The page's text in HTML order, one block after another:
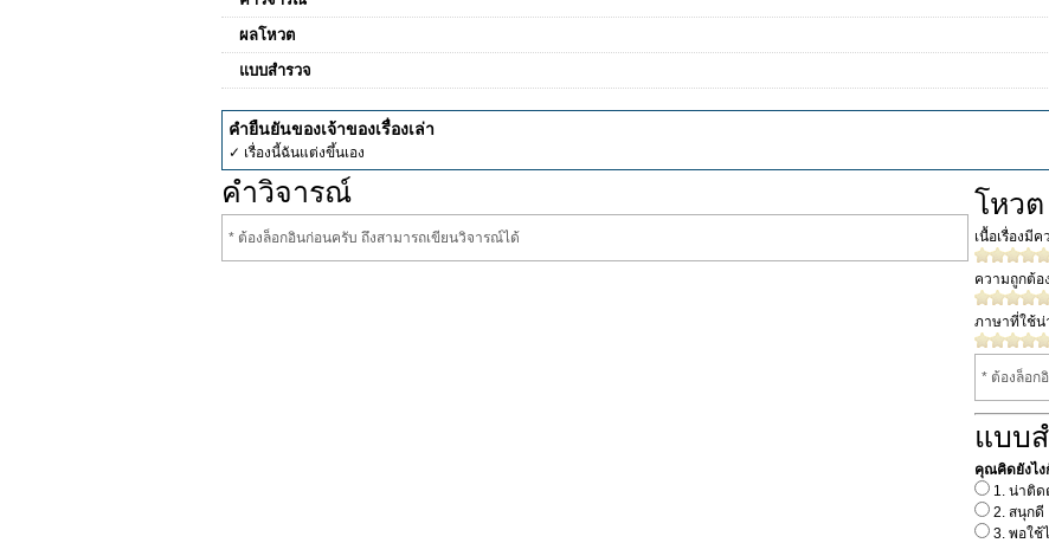
ผลโหวต
แบบสำรวจ
คำยืนยันของเจ้าของเรื่องเล่า
✓ เรื่องนี้ฉันแต่งขึ้นเอง
คำวิจารณ์
* ต้องล็อกอินก่อนครับ ถึงสามารถเขียนวิจารณ์ได้
โหวต
เนื้อเรื่องมี
ความถูกต้อ
ภาษาที่ใช้น่
* ต้องล็อก
แบบ
คุณคิดยังไง
1. น่าติด
2. สนุกดี
3. พอใช้